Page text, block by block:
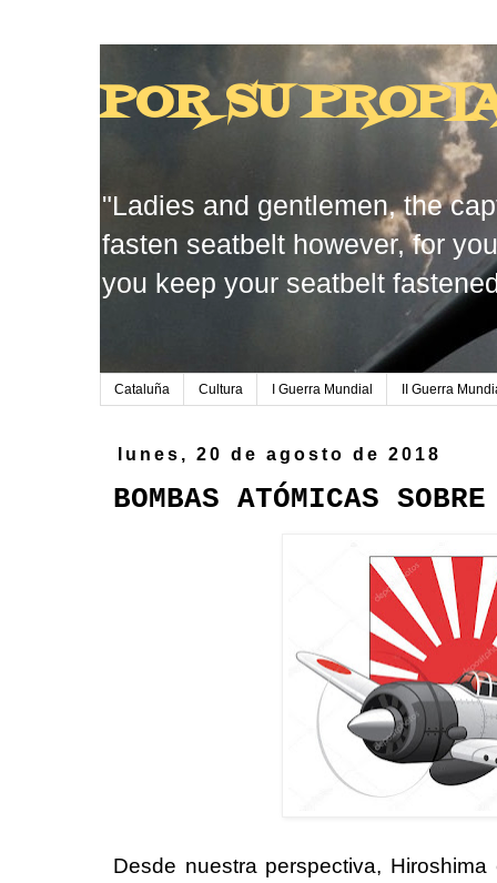
POR SU
"Ladies and gentlemen, the
fasten seatbelt however, for
you keep your seatbelt
Cataluña Cultura I Guerra Mundial II Guerra
lunes, 20 de agosto de 2018
BOMBAS ATÓMICAS
Desde nuestra perspectiva,